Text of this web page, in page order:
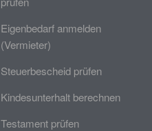
Eigenbedarf anmelden
(Vermieter)
Steuerbescheid prüfen
Kindesunterhalt berechnen
Testament prüfen